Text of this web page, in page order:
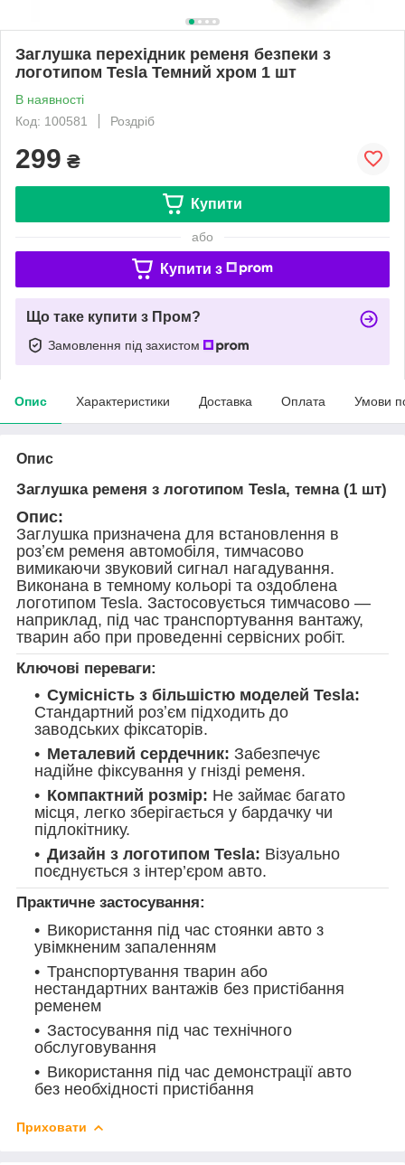
Заглушка перехідник ременя безпеки з
логотипом Tesla Темний хром 1 шт
В наявності
Код: 100581
Роздріб
299 ₴
Купити
або
Купити з
Що таке купити з Пром?
Замовлення під захистом
Опис Характеристики Доставка Оплата Умови
Опис
Заглушка ременя з логотипом Tesla, темна (1 шт)
Опис:
Заглушка призначена для встановлення в
розʼєм ременя автомобіля, тимчасово
вимикаючи звуковий сигнал нагадування.
Виконана в темному кольорі та оздоблена
логотипом Tesla. Застосовується тимчасово —
наприклад, під час транспортування вантажу,
тварин або при проведенні сервісних робіт.
Ключові переваги:
Сумісність з більшістю моделей Tesla:
Стандартний розʼєм підходить до
заводських фіксаторів.
Металевий сердечник: Забезпечує
надійне фіксування у гнізді ременя.
Компактний розмір: Не займає багато
місця, легко зберігається у бардачку чи
підлокітнику.
Дизайн з логотипом Tesla: Візуально
поєднується з інтер’єром авто.
Практичне застосування:
Використання під час стоянки авто з
увімкненим запаленням
Транспортування тварин або
нестандартних вантажів без пристібання
ременем
Застосування під час технічного
обслуговування
Використання під час демонстрації авто
без необхідності пристібання
Приховати